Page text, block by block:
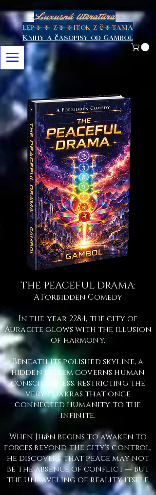
Luxusná literatúra
Lepší zážitok z čítania
Knihy a časopisy od Gambol
THE PEACEFUL DRAMA:
A Forbidden Comedy
In the year 2284, the city of
Auracite glows with the illusion
of harmony.
Beneath its polished skyline, a
hidden system governs human
consciousness, restricting the
very chakras that once
connected humanity to the
infinite.
When Jhǽn begins to awaken to
forces beyond the city's control,
he discovers that peace may not
be the absence of conflict — but
the unraveling of reality itself.